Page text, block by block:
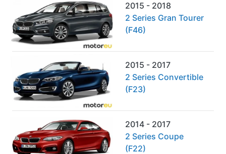
2015 - 2018
2 Series Gran Tourer
(F46)
2015 - 2017
2 Series Convertible
(F23)
2014 - 2017
2 Series Coupe
(F22)